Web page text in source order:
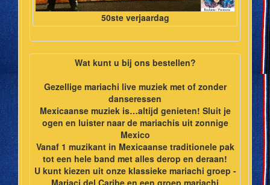
50ste verjaardag
Wat kunt u bij ons bestellen?
Gezellige mariachi live muziek met of zonder
danseressen
Mexicaanse muziek is…altijd genieten! Sluit je
ogen en luister naar de mariachis uit zonnige
Mexico
Vanaf 1 muzikant in Mexicaanse traditionele pak
tot een hele band met alles derop en deraan!
U kunt kiezen uit onze klassieke mariachi groep -
Mariaci del Caribe en een groep mariachi